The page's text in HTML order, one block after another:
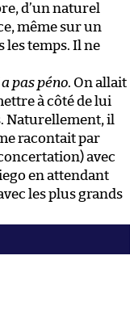
d’un naturel
même sur un
les temps. Il ne
a pas péno. On allait
à côté de lui
Naturellement, il
racontait par
avec
en attendant
les plus grands